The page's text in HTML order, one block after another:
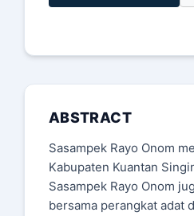
ABSTRACT
Sasampek Rayo Onom
Kabupaten Kuantan
Sasampek Rayo Onom
bersama perangkat adat